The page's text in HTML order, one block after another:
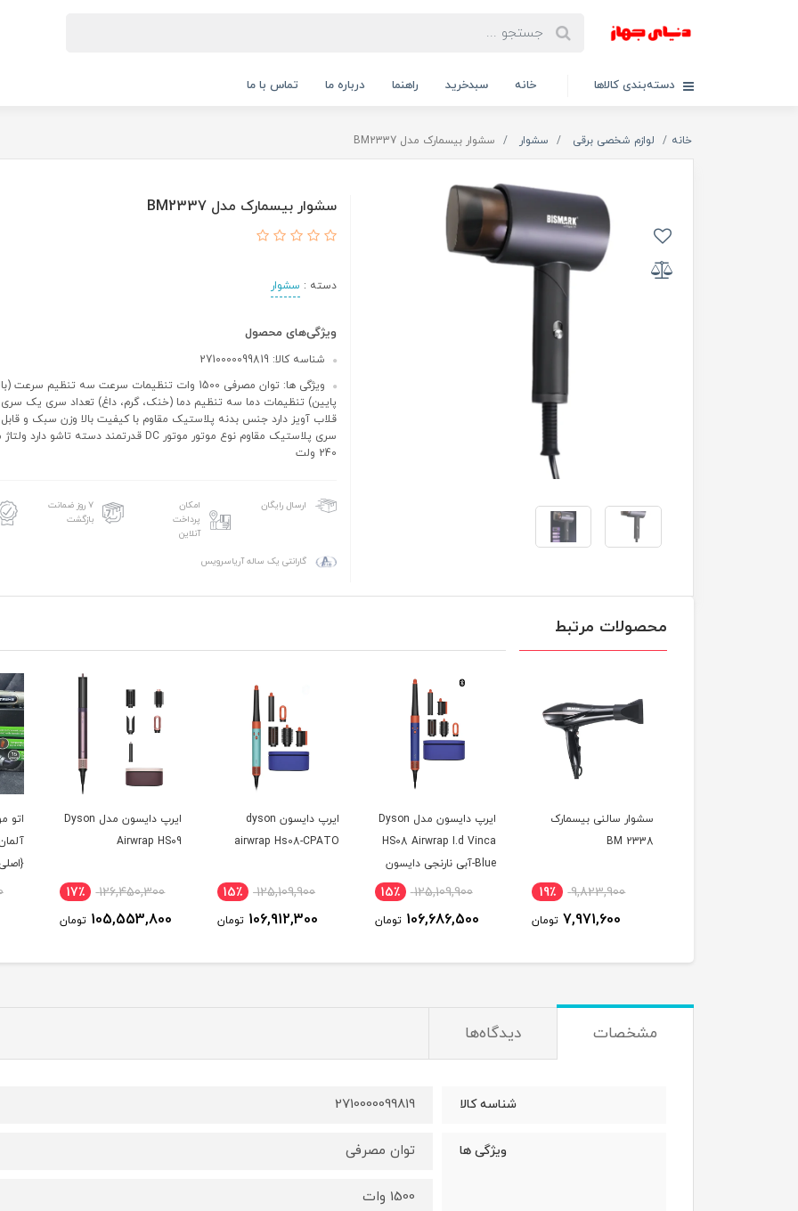
دسته‌بندی کالاها خانه سبدخرید راهنما درباره ما تماس با ما
خانه لوازم شخصی برقی سشوار سشوار بیسمارک مدل BM2337
سشوار بیسمارک مدل BM2337
دسته : سشوار
ویژگی‌های محصول
شناسه کالا: 2710000099819
ویژگی ها: توان مصرفی 1500 وات تنظیمات سرعت سه تنظیم
پایین) تنظیمات دما سه تنظیم دما (خنک، گرم، داغ) تعداد سری یک سری
قلاب آویز دارد جنس بدنه پلاستیک مقاوم با کیفیت بالا وزن سبک و
240 ولت
ارسال رایگان
امکان
پرداخت
آنلاین
۷ روز ضمانت
بازگشت
گارانتی یک ساله آریاسرویس
محصولات مرتبط
سشوار سالنی بیسمارک
BM 2338
9,823,900 19٪
7,971,600 تومان
ایرپ دایسون مدل Dyson
HS08 Airwrap I.d Vinca
Blue-آبی نارنجی دایسون
125,109,900 15٪
106,686,500 تومان
ایرپ دایسون dyson
airwrap Hs08-CPATO
125,109,900 15٪
106,912,300 تومان
ایرپ دایسون مدل Dyson
Airwrap HS09
126,450,300 17٪
105,553,800 تومان
اتو
مشخصات دیدگاه‌ها
شناسه کالا 2710000099819
ویژگی ها توان مصرفی
1500 وات